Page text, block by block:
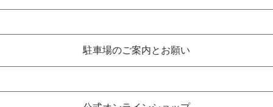
駐車場のご案内とお願い